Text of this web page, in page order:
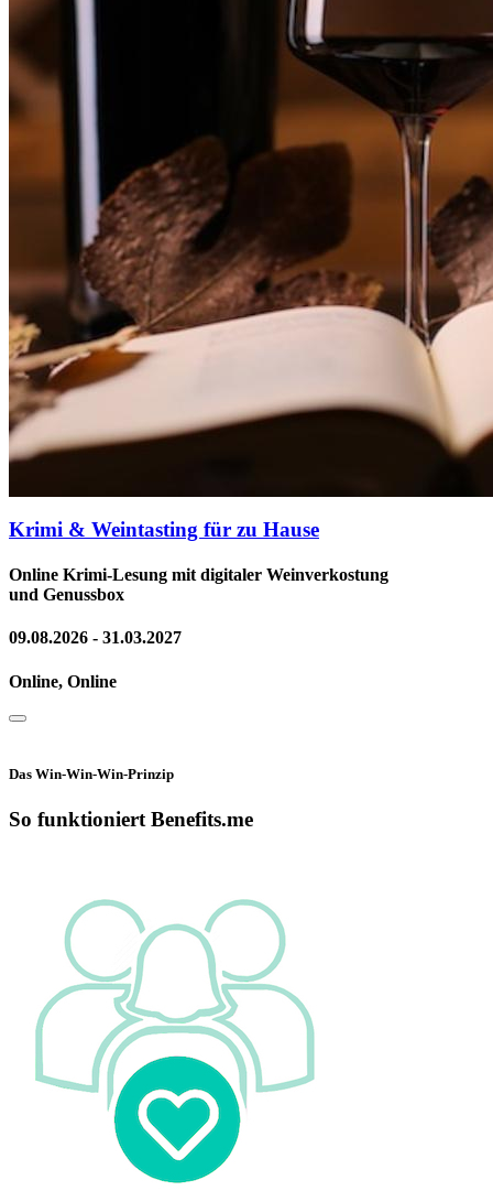
Krimi & Weintasting für zu Hause
Online Krimi-Lesung mit digitaler Weinverkostung
und Genussbox
09.08.2026 - 31.03.2027
Online, Online
Das Win-Win-Win-Prinzip
So funktioniert Benefits.me